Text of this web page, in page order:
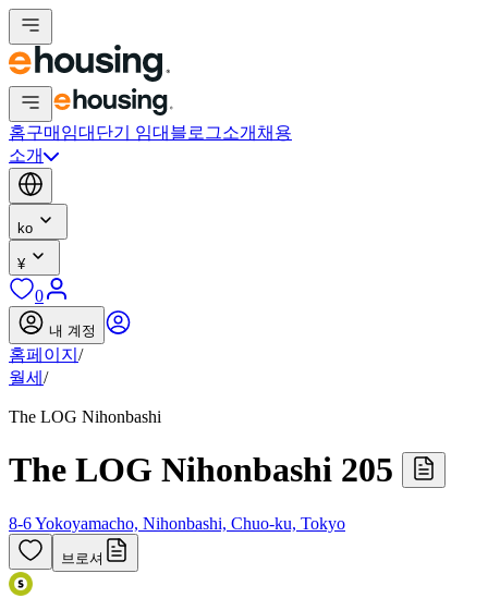
홈구매 임대 단기 임대 블로그소개 채용
소개
ko
¥
0
내 계정
홈페이지 /
월세 /
The LOG Nihonbashi
The LOG Nihonbashi 205
8-6 Yokoyamacho, Nihonbashi, Chuo-ku, Tokyo
브로셔